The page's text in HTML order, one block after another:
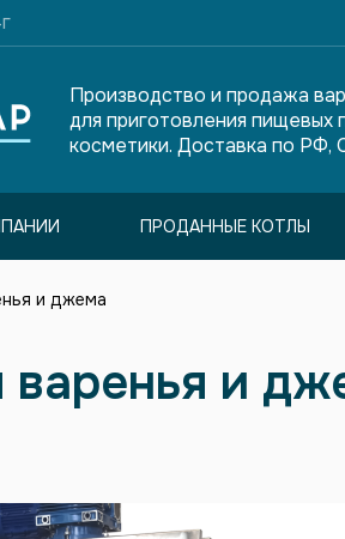
Производство и продажа
для приготовления пищевых
косметики. Доставка по РФ,
ПРОДАННЫЕ КОТЛЫ
и джема
варенья и